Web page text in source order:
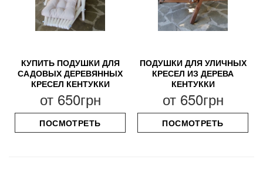
КУПИТЬ ПОДУШКИ ДЛЯ
САДОВЫХ ДЕРЕВЯННЫХ
КРЕСЕЛ КЕНТУККИ
от 650грн
ПОСМОТРЕТЬ
ПОДУШКИ ДЛЯ УЛИЧНЫХ
КРЕСЕЛ ИЗ ДЕРЕВА
КЕНТУККИ
от 650грн
ПОСМОТРЕТЬ